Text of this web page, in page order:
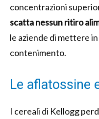
concentrazioni
scatta nessun ritiro
le aziende di mettere
contenimento.
Le aflatossine
I cereali di Kellogg